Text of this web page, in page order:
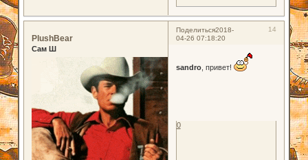
Поделиться 14
2018-
04-26 07:18:20
PlushBear
Сам Ш
sandro, привет!
0